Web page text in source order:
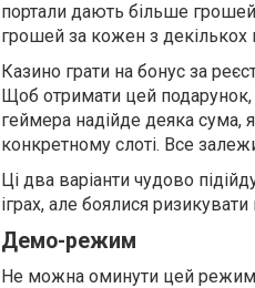
портали дають більше
грошей за кожен з декількох
Казино грати на бонус за
Щоб отримати цей подарунок,
геймера надійде деяка сума,
конкретному слоті. Все
Ці два варіанти чудово
іграх, але боялися
Демо-режим
Не можна оминути цей